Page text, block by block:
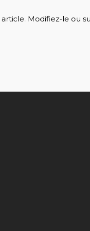
article. Modifiez-le ou